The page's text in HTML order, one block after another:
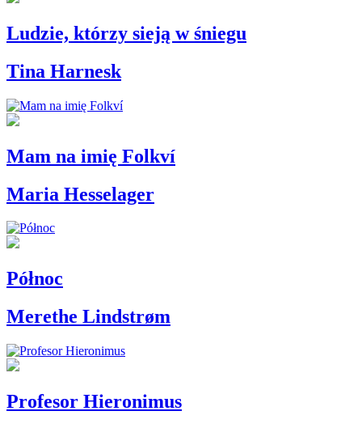
Ludzie, którzy sieją w śniegu
Tina Harnesk
Mam na imię Folkví
Maria Hesselager
Północ
Merethe Lindstrøm
Profesor Hieronimus